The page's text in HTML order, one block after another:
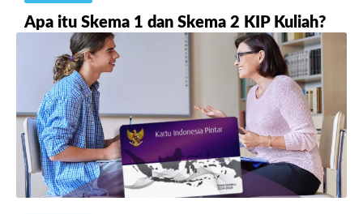
Apa itu Skema 1 dan Skema 2 KIP Kuliah?